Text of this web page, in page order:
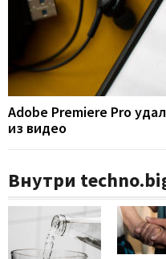
Adobe Premiere Pro
из видео
Внутри